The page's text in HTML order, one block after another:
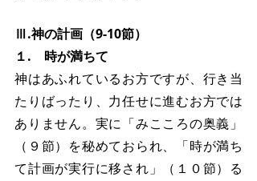
Ⅲ.神の計画（9-10節）
１.　時が満ちて
神はあふれているお方ですが、行き当
たりばったり、力任せに進むお方では
ありません。実に「みこころの奥義」
（９節）を秘めておられ、「時が満ち
て計画が実行に移され」（１０節）る